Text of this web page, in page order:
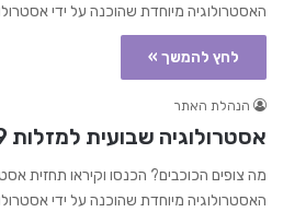
האסטרולוגיה מיוחדת שהוכנה על ידי
לחץ להמשך »
הנהלת האתר
אסטרולוגיה שבועית למזלות 09.09-15.09
מה צופים הכוכבים? הכנסו וקיראו תחזית
האסטרולוגיה מיוחדת שהוכנה על ידי